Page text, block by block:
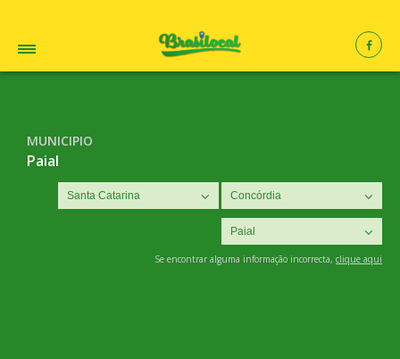
MUNICIPIO
Paial
Se encontrar alguma informação incorrecta, clique aqui